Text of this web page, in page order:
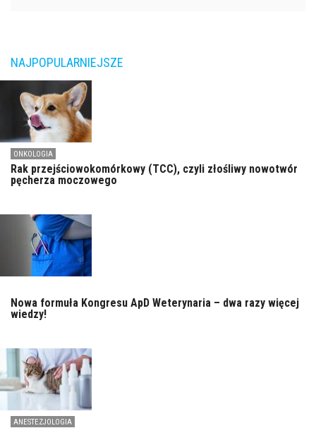
NAJPOPULARNIEJSZE
ONKOLOGIA
Rak przejściowokomórkowy (TCC), czyli złośliwy nowotwór
pęcherza moczowego
Nowa formuła Kongresu ApD Weterynaria – dwa razy więcej
wiedzy!
ANESTEZJOLOGIA